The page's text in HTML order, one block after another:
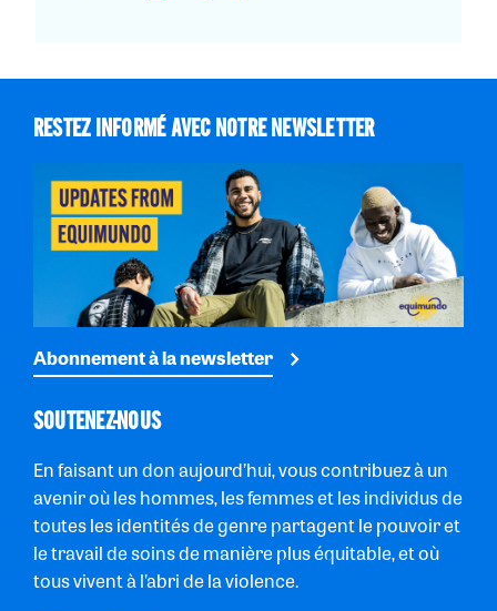
RESTEZ INFORMÉ AVEC NOTRE NEWSLETTER
Abonnement à la newsletter
SOUTENEZ-NOUS
En faisant un don aujourd’hui, vous contribuez à un
avenir où les hommes, les femmes et les individus de
toutes les identités de genre partagent le pouvoir et
le travail de soins de manière plus équitable, et où
tous vivent à l’abri de la violence.